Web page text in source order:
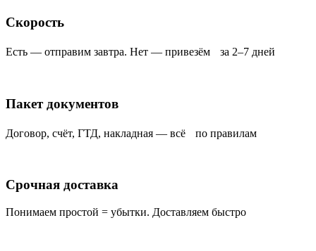
Скорость
Есть — отправим завтра. Нет — привезём за 2–7 дней
Пакет документов
Договор, счёт, ГТД, накладная — всё по правилам
Срочная доставка
Понимаем простой = убытки. Доставляем быстро